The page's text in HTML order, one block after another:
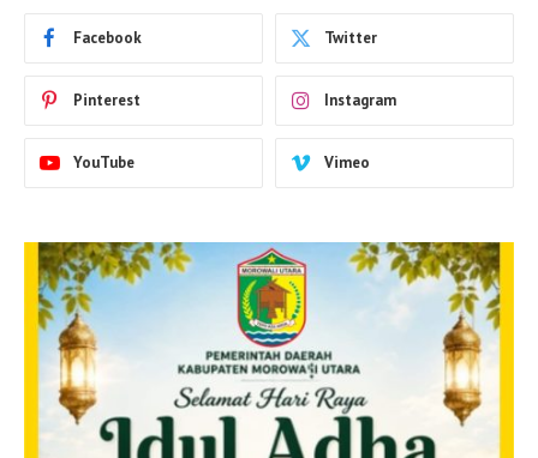
Facebook Twitter
Pinterest Instagram
YouTube Vimeo